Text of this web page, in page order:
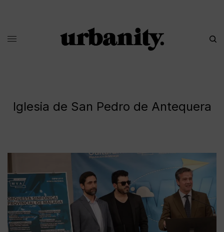
Iglesia de San Pedro de Antequera